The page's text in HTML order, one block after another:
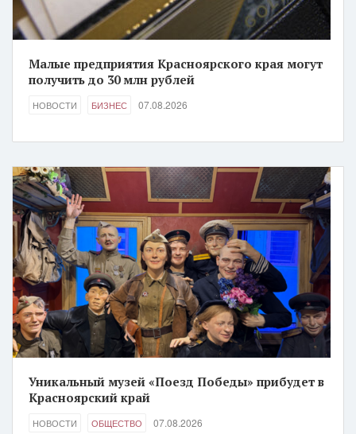
Малые предприятия Красноярского края могут
получить до 30 млн рублей
НОВОСТИ БИЗНЕС 07.08.2026
Уникальный музей «Поезд Победы» прибудет в
Красноярский край
НОВОСТИ ОБЩЕСТВО 07.08.2026